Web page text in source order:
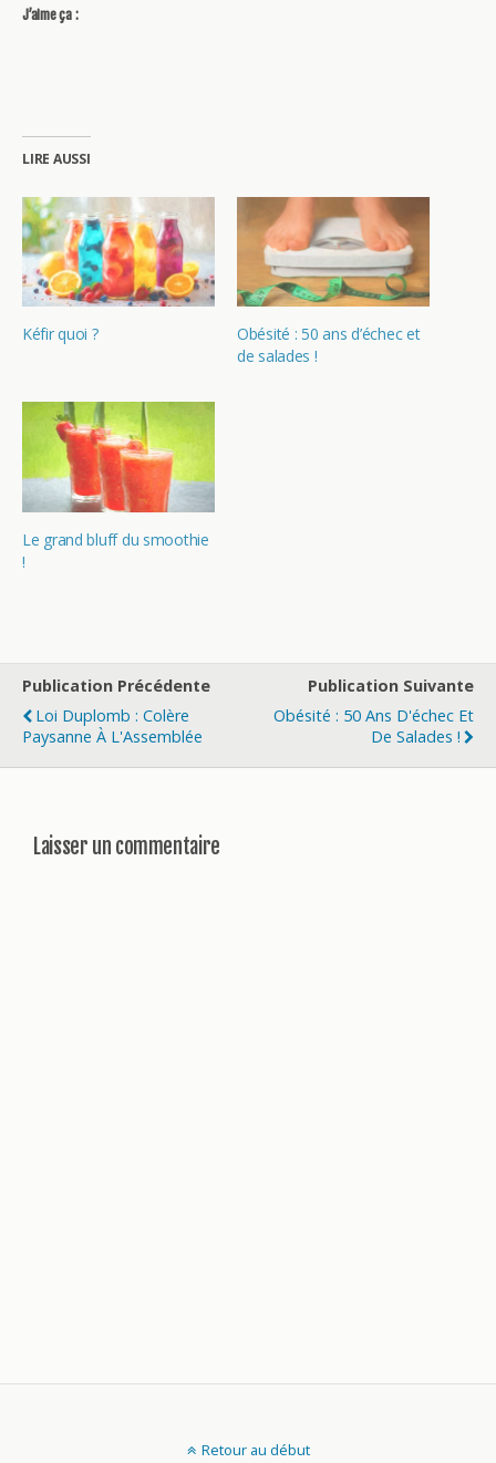
J’aime ça :
LIRE AUSSI
Kéfir quoi ?
Obésité : 50 ans d’échec et
de salades !
Le grand bluff du smoothie
!
Publication Précédente
Loi Duplomb : Colère
Paysanne À L'Assemblée
Publication Suivante
Obésité : 50 Ans D'échec Et
De Salades !
Laisser un commentaire
Retour au début